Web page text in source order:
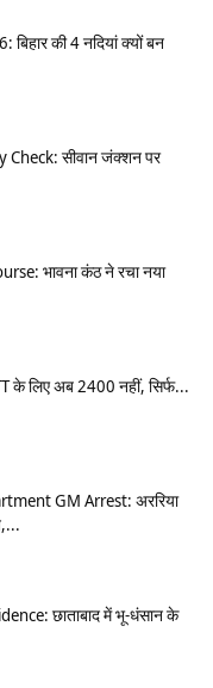
की 4 नदियां क्यों बन
Check: सीवान जंक्शन पर
भावना कंठ ने रचा नया
के लिए अब 2400 नहीं, सिर्फ...
GM Arrest: अररिया
छाताबाद में भू-धंसान के